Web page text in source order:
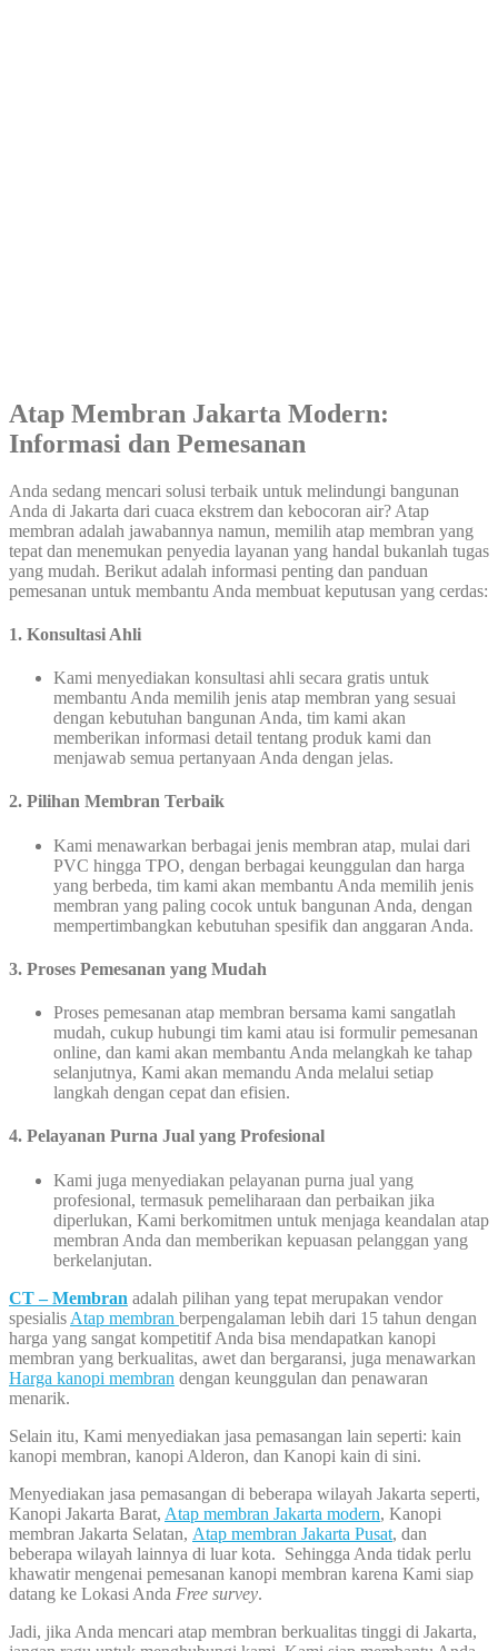
Atap Membran Jakarta Modern:
Informasi dan Pemesanan
Anda sedang mencari solusi terbaik untuk melindungi bangunan
Anda di Jakarta dari cuaca ekstrem dan kebocoran air? Atap
membran adalah jawabannya namun, memilih atap membran yang
tepat dan menemukan penyedia layanan yang handal bukanlah tugas
yang mudah. Berikut adalah informasi penting dan panduan
pemesanan untuk membantu Anda membuat keputusan yang cerdas:
1. Konsultasi Ahli
Kami menyediakan konsultasi ahli secara gratis untuk
membantu Anda memilih jenis atap membran yang sesuai
dengan kebutuhan bangunan Anda, tim kami akan
memberikan informasi detail tentang produk kami dan
menjawab semua pertanyaan Anda dengan jelas.
2. Pilihan Membran Terbaik
Kami menawarkan berbagai jenis membran atap, mulai dari
PVC hingga TPO, dengan berbagai keunggulan dan harga
yang berbeda, tim kami akan membantu Anda memilih jenis
membran yang paling cocok untuk bangunan Anda, dengan
mempertimbangkan kebutuhan spesifik dan anggaran Anda.
3. Proses Pemesanan yang Mudah
Proses pemesanan atap membran bersama kami sangatlah
mudah, cukup hubungi tim kami atau isi formulir pemesanan
online, dan kami akan membantu Anda melangkah ke tahap
selanjutnya, Kami akan memandu Anda melalui setiap
langkah dengan cepat dan efisien.
4. Pelayanan Purna Jual yang Profesional
Kami juga menyediakan pelayanan purna jual yang
profesional, termasuk pemeliharaan dan perbaikan jika
diperlukan, Kami berkomitmen untuk menjaga keandalan atap
membran Anda dan memberikan kepuasan pelanggan yang
berkelanjutan.
CT – Membran adalah pilihan yang tepat merupakan vendor
spesialis Atap membran berpengalaman lebih dari 15 tahun dengan
harga yang sangat kompetitif Anda bisa mendapatkan kanopi
membran yang berkualitas, awet dan bergaransi, juga menawarkan
Harga kanopi membran dengan keunggulan dan penawaran
menarik.
Selain itu, Kami menyediakan jasa pemasangan lain seperti: kain
kanopi membran, kanopi Alderon, dan Kanopi kain di sini.
Menyediakan jasa pemasangan di beberapa wilayah Jakarta seperti,
Kanopi Jakarta Barat, Atap membran Jakarta modern, Kanopi
membran Jakarta Selatan, Atap membran Jakarta Pusat, dan
beberapa wilayah lainnya di luar kota. Sehingga Anda tidak perlu
khawatir mengenai pemesanan kanopi membran karena Kami siap
datang ke Lokasi Anda Free survey.
Jadi, jika Anda mencari atap membran berkualitas tinggi di Jakarta,